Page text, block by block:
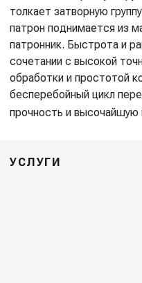
толкает затворную
патрон поднимается из
патронник. Быстрота и
сочетании с высокой
обработки и простотой
бесперебойный цикл
прочность и высочайшую
УСЛУГИ